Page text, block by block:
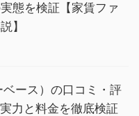
態を検証【家賃ファ
】
ース）の口コミ・評
力と料金を徹底検証